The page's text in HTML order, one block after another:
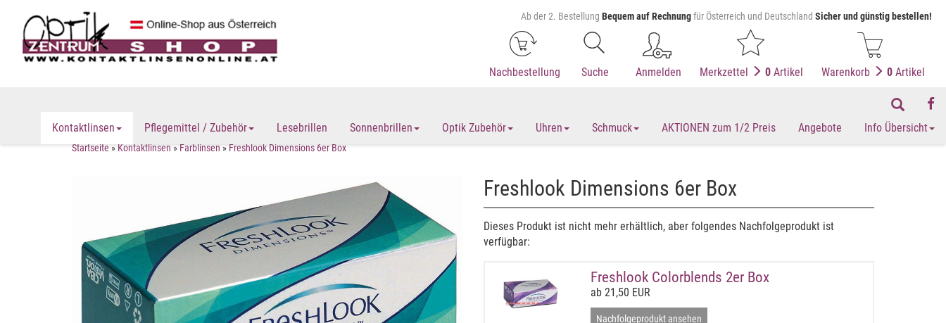
Ab der 2. Bestellung Bequem auf Rechnungfür Österreich und Deutschland Sicher und günstig bestellen!
Nachbestellung Suche Anmelden Merkzettel 0 Artikel Warenkorb 0 Artikel
Kontaktlinsen Pflegemittel / Zubehör Lesebrillen Sonnenbrillen Optik Zubehör Uhren Schmuck AKTIONEN zum 1/2 Preis Angebote Info Übersicht
Startseite»Kontaktlinsen»Farblinsen»Freshlook Dimensions 6er Box
Freshlook Dimensions 6er Box
Dieses Produkt ist nicht mehr erhältlich, aber folgendes Nachfolgeprodukt ist
verfügbar:
Freshlook Colorblends 2er Box
ab 21,50 EUR
Nachfolgeprodukt ansehen